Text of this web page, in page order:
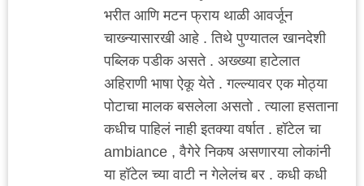
भरीत आणि मटन फ्राय थाळी आवर्जून
चाख्न्यासारखी आहे . तिथे पुण्यातल खानदेशी
पब्लिक पडीक असते . अख्ख्या हाटेलात
अहिराणी भाषा ऐकू येते . गल्ल्यावर एक मोठ्या
पोटाचा मालक बसलेला असतो . त्याला हसताना
कधीच पाहिलं नाही इतक्या वर्षात . हॉटेल चा
ambiance , वैगेरे निकष असणारया लोकांनी
या हॉटेल च्या वाटी न गेलेलंच बर . कधी कधी